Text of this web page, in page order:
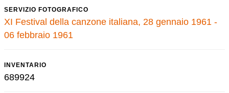
SERVIZIO FOTOGRAFICO
XI Festival della canzone italiana, 28 gennaio 1961 -
06 febbraio 1961
INVENTARIO
689924